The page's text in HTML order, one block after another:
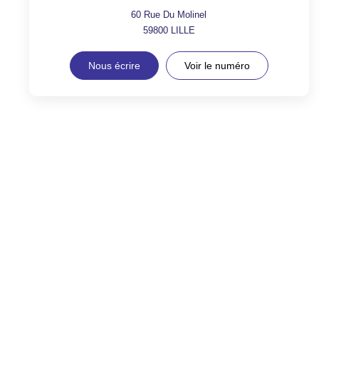
60 Rue Du Molinel
59800 LILLE
Nous écrire Voir le numéro